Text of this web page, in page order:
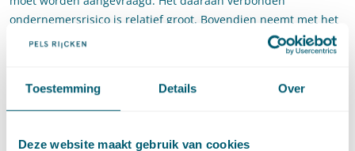
Toestemming Details Over
Deze website maakt gebruik van cookies
ondernemersrisico is relatief groot. Bovendien neemt met het
verstrijken van de tijd het risico op een inbreuk op het gebruik
van de standplaats toe. Daar komt bij dat het resultaat van de
Het college hoefde volgens de Afdeling niet aan te sluiten bij
alleen een percentage van 8% is bepaald waarbij een